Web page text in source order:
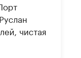
чистая